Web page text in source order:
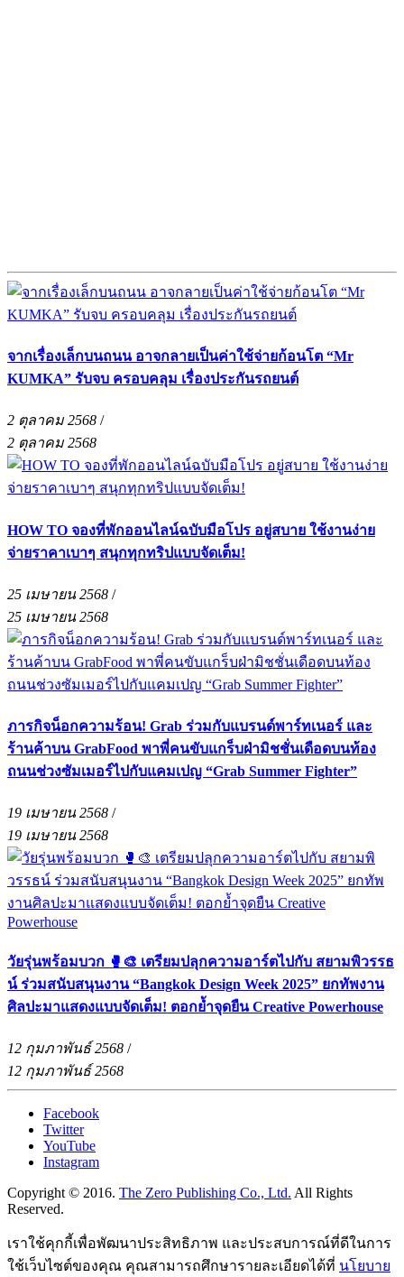
จากเรื่องเล็กบนถนน อาจกลายเป็นค่าใช้จ่ายก้อนโต “Mr
KUMKA” รับจบ ครอบคลุม เรื่องประกันรถยนต์
2 ตุลาคม 2568 /
2 ตุลาคม 2568
HOW TO จองที่พักออนไลน์ฉบับมือโปร อยู่สบาย ใช้งานง่าย
จ่ายราคาเบาๆ สนุกทุกทริปแบบจัดเต็ม!
25 เมษายน 2568 /
25 เมษายน 2568
ภารกิจน็อกความร้อน! Grab ร่วมกับแบรนด์พาร์ทเนอร์ และ
ร้านค้าบน GrabFood พาพี่คนขับแกร็บฝ่ามิชชั่นเดือดบนท้อง
ถนนช่วงซัมเมอร์ไปกับแคมเปญ “Grab Summer Fighter”
19 เมษายน 2568 /
19 เมษายน 2568
วัยรุ่นพร้อมบวก 🥊🎨 เตรียมปลุกความอาร์ตไปกับ สยามพิวรรธ
น์ ร่วมสนับสนุนงาน “Bangkok Design Week 2025” ยกทัพงาน
ศิลปะมาแสดงแบบจัดเต็ม! ตอกย้ำจุดยืน Creative Powerhouse
12 กุมภาพันธ์ 2568 /
12 กุมภาพันธ์ 2568
Facebook
Twitter
YouTube
Instagram
Copyright © 2016. The Zero Publishing Co., Ltd. All Rights
Reserved.
เราใช้คุกกี้เพื่อพัฒนาประสิทธิภาพ และประสบการณ์ที่ดีในการ
ใช้เว็บไซต์ของคุณ คุณสามารถศึกษารายละเอียดได้ที่ นโยบาย